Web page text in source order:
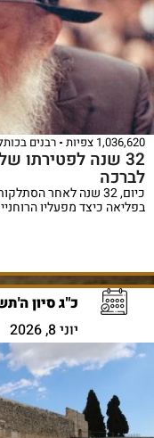
1,036,620 צפיות רבנים
32 שנה לפטירתו
לברכה
כיום, 32 שנה לאחר
בפליאה כיצד מפעליו
כ"ג סיון
יוני 8, 2026